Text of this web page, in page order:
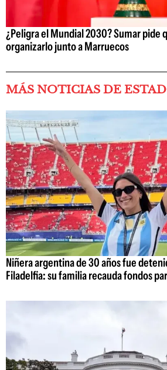
¿Peligra el Mundial 2030? Sumar pide
organizarlo junto a Marruecos
MÁS NOTICIAS DE
Niñera argentina de 30 años fue
Filadelfia: su familia recauda fondos